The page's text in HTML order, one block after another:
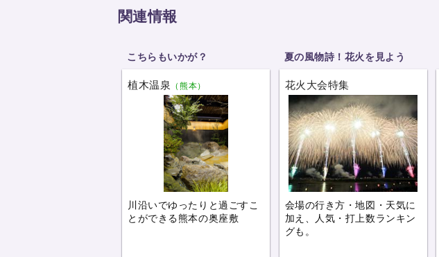
関連情報
こちらもいかが？
植木温泉 （熊本）
川沿いでゆったりと過ごすこ
とができる熊本の奥座敷
夏の風物詩！花火を見よう
花火大会特集
会場の行き方・地図・天気に
加え、人気・打上数ランキン
グも。